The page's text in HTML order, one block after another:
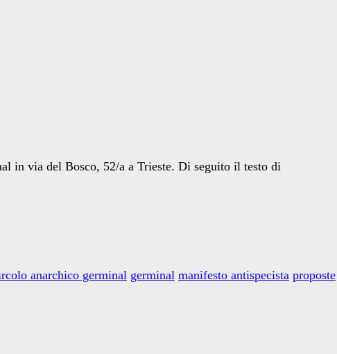
in via del Bosco, 52/a a Trieste. Di seguito il testo di
anarchico germinal germinal manifesto antispecista proposte